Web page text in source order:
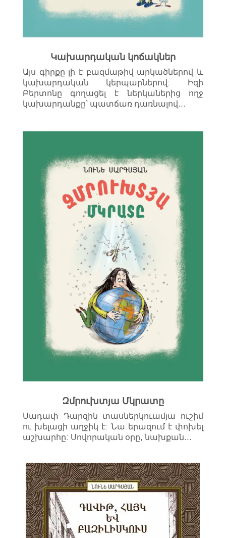
Կախարդական կոճակներ
Այս գիրքը լի է բազմաթիվ արկածներով և
կախարդական կերպարներով: Իզի
Բերտոնը գողացել է ներկաներից ողջ
կախարդանքը՝ պատճառ դառնալով…
Զմրուխտյա Մկրատը
Սադափ Դարզին տասներկուամյա ուշիմ
ու խելացի աղջիկ է: Նա երազում է փոխել
աշխարհը: Սովորական օրը, նախքան…